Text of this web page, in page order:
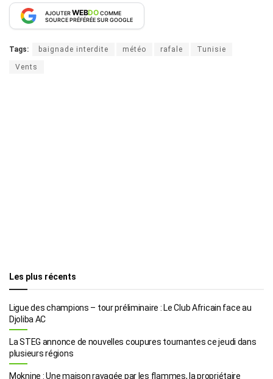
AJOUTERWEBDOCOMME
SOURCE PRÉFÉRÉE SUR GOOGLE
Tags: baignade interdite météo rafale Tunisie
Vents
Les plus récents
Ligue des champions – tour préliminaire : Le Club Africain face au
Djoliba AC
La STEG annonce de nouvelles coupures tournantes ce jeudi dans
plusieurs régions
Moknine : Une maison ravagée par les flammes, la propriétaire